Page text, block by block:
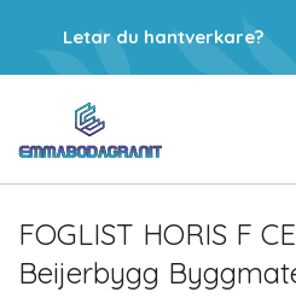
Letar du hantverkare?
FOGLIST HORIS F
Beijerbygg